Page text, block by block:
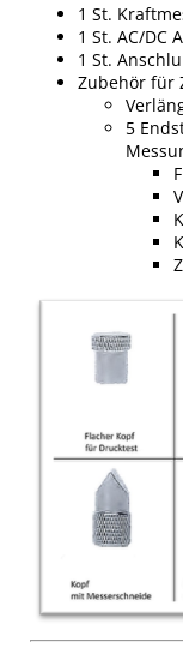
1 St.
1 St. AC/DC
1 St.
Zubehör für
5